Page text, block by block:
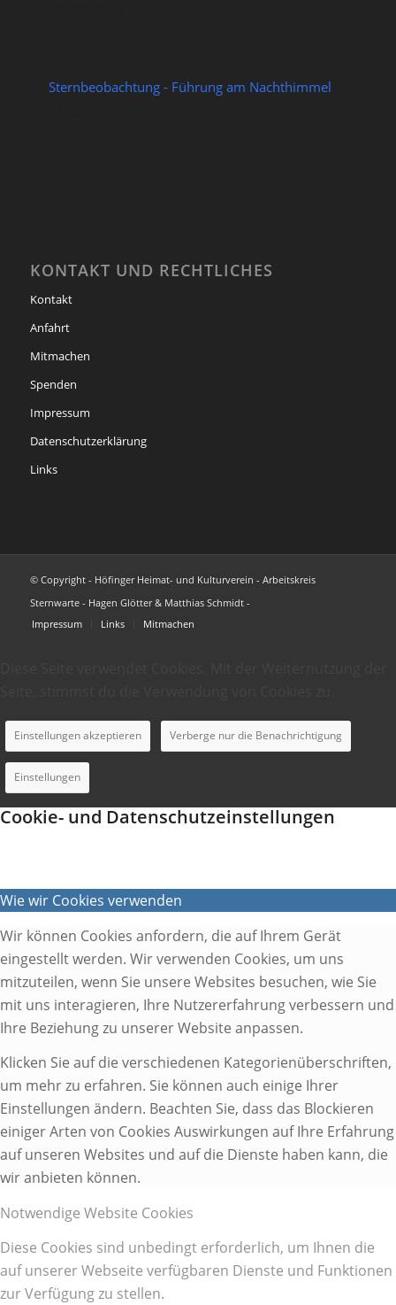
Sternbeobachtung - Führung am Nachthimmel
KONTAKT UND RECHTLICHES
Kontakt
Anfahrt
Mitmachen
Spenden
Impressum
Datenschutzerklärung
Links
© Copyright - Höfinger Heimat- und Kulturverein - Arbeitskreis
Sternwarte - Hagen Glötter & Matthias Schmidt -
Impressum
Links Mitmachen
Einstellungen akzeptieren Verberge nur die Benachrichtigung
Einstellungen
Cookie- und Datenschutzeinstellungen
Wie wir Cookies verwenden
Wir können Cookies anfordern, die auf Ihrem Gerät
eingestellt werden. Wir verwenden Cookies, um uns
mitzuteilen, wenn Sie unsere Websites besuchen, wie Sie
mit uns interagieren, Ihre Nutzererfahrung verbessern und
Ihre Beziehung zu unserer Website anpassen.
Klicken Sie auf die verschiedenen Kategorienüberschriften,
um mehr zu erfahren. Sie können auch einige Ihrer
Einstellungen ändern. Beachten Sie, dass das Blockieren
einiger Arten von Cookies Auswirkungen auf Ihre Erfahrung
auf unseren Websites und auf die Dienste haben kann, die
wir anbieten können.
Notwendige Website Cookies
Diese Cookies sind unbedingt erforderlich, um Ihnen die
auf unserer Webseite verfügbaren Dienste und Funktionen
zur Verfügung zu stellen.